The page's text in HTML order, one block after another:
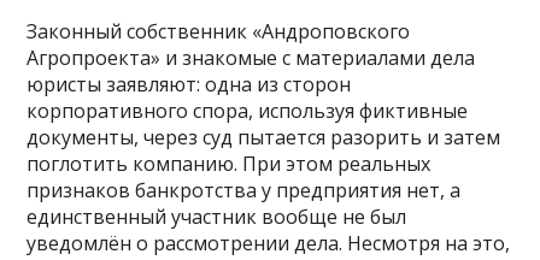
Законный собственник «Андроповского
Агропроекта» и знакомые с материалами дела
юристы заявляют: одна из сторон
корпоративного спора, используя фиктивные
документы, через суд пытается разорить и затем
поглотить компанию. При этом реальных
признаков банкротства у предприятия нет, а
единственный участник вообще не был
уведомлён о рассмотрении дела. Несмотря на это,